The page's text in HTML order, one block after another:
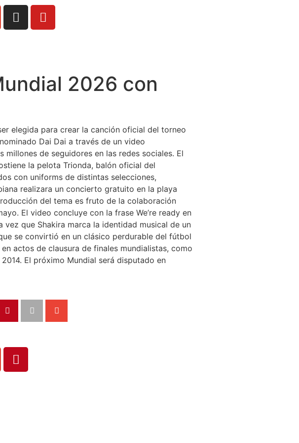
2026 con
elegida para crear la canción oficial del torneo
Dai Dai a través de un video
de seguidores en las redes sociales. El
la pelota Trionda, balón oficial del
con uniforms de distintas selecciones,
realizara un concierto gratuito en la playa
del tema es fruto de la colaboración
El video concluye con la frase We’re ready en
que Shakira marca la identidad musical de un
se convirtió en un clásico perdurable del fútbol
actos de clausura de finales mundialistas, como
El próximo Mundial será disputado en